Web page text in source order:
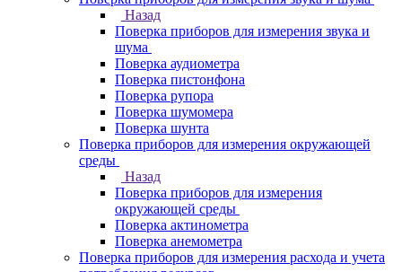
Назад
Поверка приборов для измерения звука и
шума
Поверка аудиометра
Поверка пистонфона
Поверка рупора
Поверка шумомера
Поверка шунта
Поверка приборов для измерения окружающей
среды
Назад
Поверка приборов для измерения
окружающей среды
Поверка актинометра
Поверка анемометра
Поверка приборов для измерения расхода и учета